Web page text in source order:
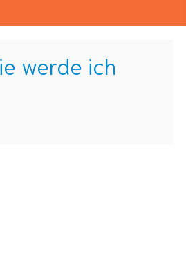
werde ich